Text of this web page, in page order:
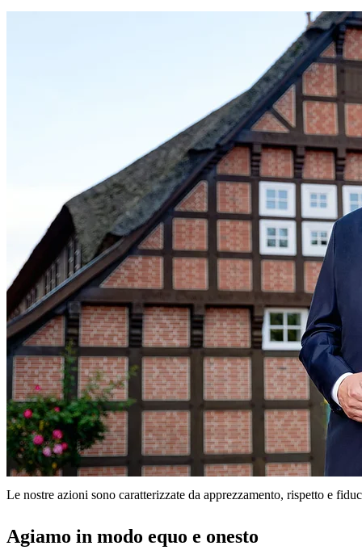
Le nostre azioni sono caratterizzate da apprezzamento, rispetto e
Agiamo in modo equo e onesto